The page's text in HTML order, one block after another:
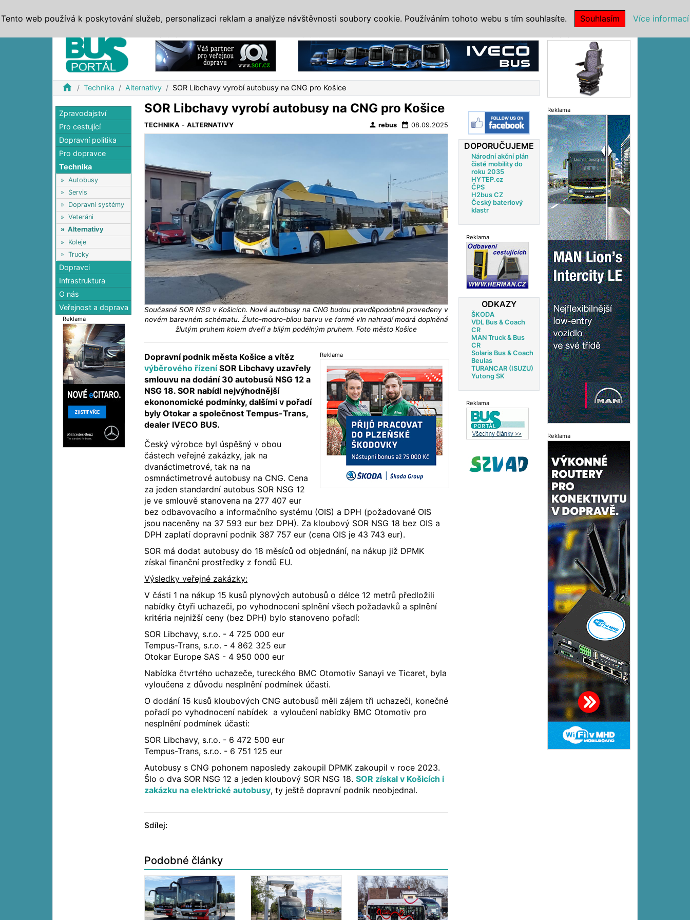
home Technika Alternativy SOR Libchavy vyrobí autobusy na CNG pro Košice
Zpravodajství
Pro cestující
Dopravní politika
Pro dopravce
Technika
» Autobusy
» Servis
» Dopravní systémy
» Veteráni
» Alternativy
» Koleje
» Trucky
Dopravci
Infrastruktura
O nás
Veřejnost a doprava
Reklama
SOR Libchavy vyrobí autobusy na CNG pro Košice
TECHNIKA -ALTERNATIVY person rebus date_range 08.09.2025
Současná SOR NSG v Košicích. Nové autobusy na CNG budou pravděpodobně provedeny v
novém barevném schématu. Žluto-modro-bílou barvu ve formě vln nahradí modrá doplněná
žlutým pruhem kolem dveří a bílým podélným pruhem. Foto město Košice
Reklama
Dopravní podnik města Košice a vítěz
výběrového řízeníSOR Libchavy uzavřely
smlouvu na dodání 30 autobusů NSG 12 a
NSG 18. SOR nabídl nejvýhodnější
ekononomické podmínky, dalšími v pořadí
byly Otokar a společnost Tempus-Trans,
dealer IVECO BUS.
Český výrobce byl úspěšný v obou
částech veřejné zakázky, jak na
dvanáctimetrové, tak na na
osmnáctimetrové autobusy na CNG. Cena
za jeden standardní autobus SOR NSG 12
je ve smlouvě stanovena na 277 407 eur
bez odbavovacího a informačního systému (OIS) a DPH (požadované OIS
jsou naceněny na 37 593 eur bez DPH). Za kloubový SOR NSG 18 bez OIS a
DPH zaplatí dopravní podnik 387 757 eur (cena OIS je 43 743 eur).
SOR má dodat autobusy do 18 měsíců od objednání, na nákup již DPMK
získal finanční prostředky z fondů EU.
Výsledky veřejné zakázky:
V části 1 na nákup 15 kusů plynových autobusů o délce 12 metrů předložili
nabídky čtyři uchazeči, po vyhodnocení splnění všech požadavků a splnění
kritéria nejnižší ceny (bez DPH) bylo stanoveno pořadí:
SOR Libchavy, s.r.o. - 4 725 000 eur
Tempus-Trans, s.r.o. - 4 862 325 eur
Otokar Europe SAS - 4 950 000 eur
Nabídka čtvrtého uchazeče, tureckého BMC Otomotiv Sanayi ve Ticaret, byla
vyloučena z důvodu nesplnění podmínek účasti.
O dodání 15 kusů kloubových CNG autobusů měli zájem tři uchazeči, konečné
pořadí po vyhodnocení nabídek a vyloučení nabídky BMC Otomotiv pro
nesplnění podmínek účasti:
SOR Libchavy, s.r.o. - 6 472 500 eur
Tempus-Trans, s.r.o. - 6 751 125 eur
Autobusy s CNG pohonem naposledy zakoupil DPMK zakoupil v roce 2023.
Šlo o dva SOR NSG 12 a jeden kloubový SOR NSG 18.SOR získal v Košicích i
zakázku na elektrické autobusy, ty ještě dopravní podnik neobjednal.
Sdílej:
Podobné články
DOPORUČUJEME
Národní akční plán
čisté mobility do
roku 2035
HYTEP.cz
ČPS
H2bus CZ
Český bateriový
klastr
Reklama
ODKAZY
ŠKODA
VDL Bus & Coach
CR
MAN Truck & Bus
CR
Solaris Bus & Coach
Beulas
TURANCAR (ISUZU)
Yutong SK
Reklama
Reklama
Reklama
Tento web používá k poskytování služeb, personalizaci reklam a analýze návštěvnosti soubory cookie. Používáním tohoto webu s tím souhlasíte. Souhlasím Více informací